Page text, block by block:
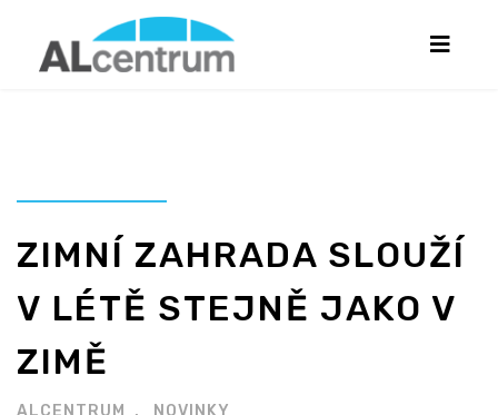
ZIMNÍ ZAHRADA SLOUŽÍ
V LÉTĚ STEJNĚ JAKO V
ZIMĚ
ALCENTRUM NOVINKY